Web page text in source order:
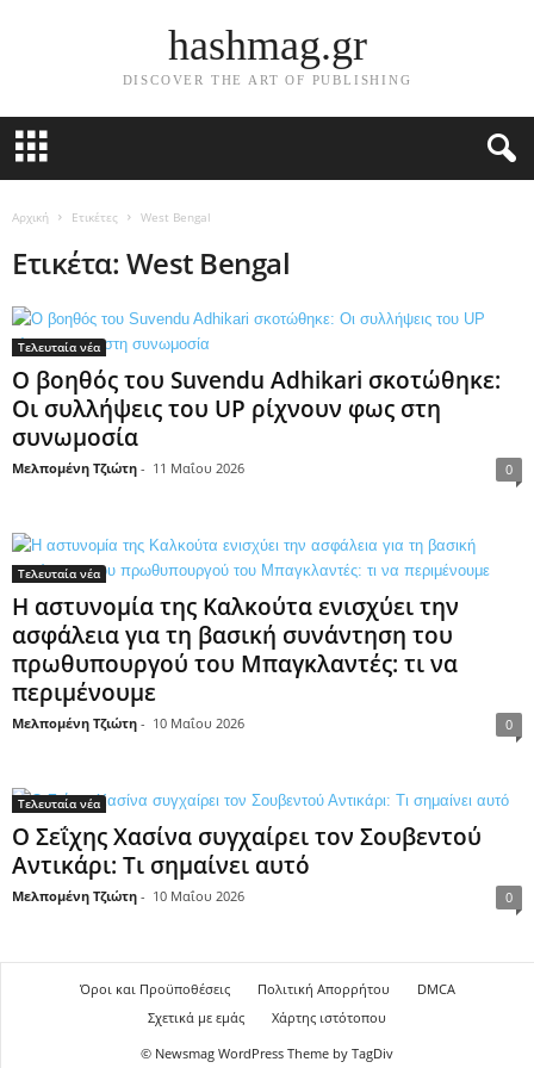
hashmag.gr
DISCOVER THE ART OF PUBLISHING
Αρχική Ετικέτες West Bengal
Ετικέτα: West Bengal
Τελευταία νέα
Ο βοηθός του Suvendu Adhikari σκοτώθηκε:
Οι συλλήψεις του UP ρίχνουν φως στη
συνωμοσία
Μελπομένη Τζιώτη - 11 Μαΐου 2026 0
Τελευταία νέα
Η αστυνομία της Καλκούτα ενισχύει την
ασφάλεια για τη βασική συνάντηση του
πρωθυπουργού του Μπαγκλαντές: τι να
περιμένουμε
Μελπομένη Τζιώτη - 10 Μαΐου 2026 0
Τελευταία νέα
Ο Σεΐχης Χασίνα συγχαίρει τον Σουβεντού
Αντικάρι: Τι σημαίνει αυτό
Μελπομένη Τζιώτη - 10 Μαΐου 2026 0
Όροι και Προϋποθέσεις Πολιτική Απορρήτου
DMCA
Σχετικά με εμάς
Χάρτης ιστότοπου
© Newsmag WordPress Theme by TagDiv